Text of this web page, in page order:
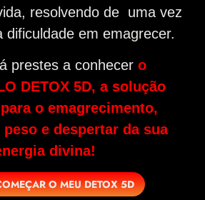
resolvendo de uma vez
dificuldade em emagrecer.
prestes a conhecer o
DETOX 5D, a solução
o emagrecimento,
e despertar da sua
divina!
O MEU DETOX 5D